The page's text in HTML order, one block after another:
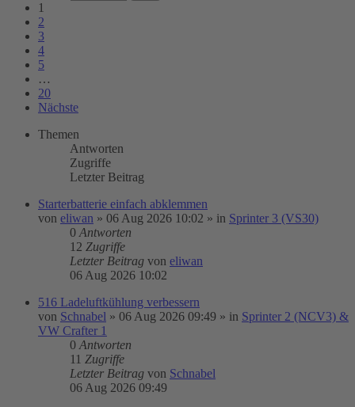
1
2
3
4
5
…
20
Nächste
Themen
Antworten
Zugriffe
Letzter Beitrag
Starterbatterie einfach abklemmen
von eliwan » 06 Aug 2026 10:02 » in Sprinter 3 (VS30)
0 Antworten
12 Zugriffe
Letzter Beitrag von eliwan
06 Aug 2026 10:02
516 Ladeluftkühlung verbessern
von Schnabel » 06 Aug 2026 09:49 » in Sprinter 2 (NCV3) &
VW Crafter 1
0 Antworten
11 Zugriffe
Letzter Beitrag von Schnabel
06 Aug 2026 09:49